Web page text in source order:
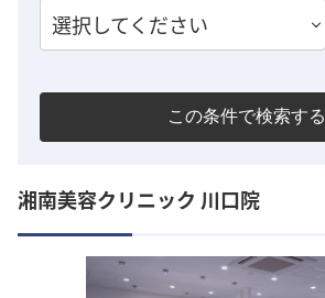
選択してください
この条件で検索する
湘南美容クリニック 川口院